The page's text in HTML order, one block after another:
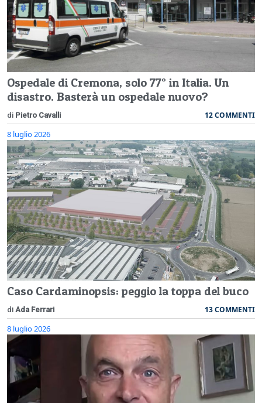
Ospedale di Cremona, solo 77° in Italia. Un
disastro. Basterà un ospedale nuovo?
di Pietro Cavalli 12 COMMENTI
8 luglio 2026
Caso Cardaminopsis: peggio la toppa del buco
di Ada Ferrari 13 COMMENTI
8 luglio 2026